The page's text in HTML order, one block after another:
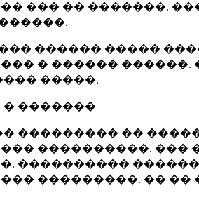
��� �� �������.
������ �����
� ������
�����.
� �������
��������� ��
����������. ���
����������
���������. ��